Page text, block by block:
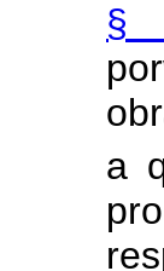
§
a